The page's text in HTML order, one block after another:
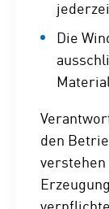
Die
den